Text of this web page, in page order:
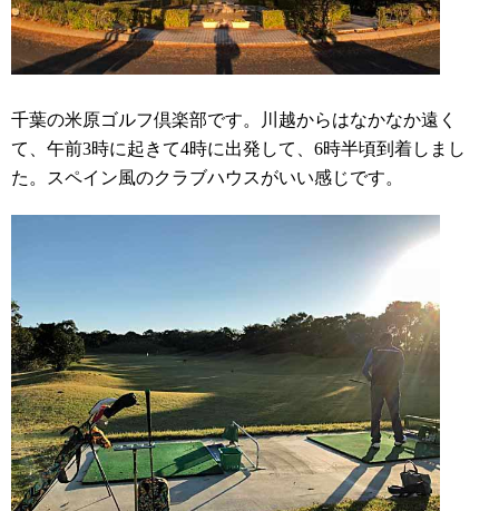
千葉の米原ゴルフ倶楽部です。川越からはなかなか遠く
て、午前3時に起きて4時に出発して、6時半頃到着しまし
た。スペイン風のクラブハウスがいい感じです。